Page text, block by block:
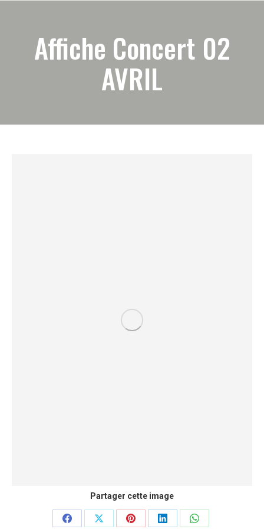
Affiche Concert 02
AVRIL
Partager cette image
PartagerPartagerPartagerPartagerPartager